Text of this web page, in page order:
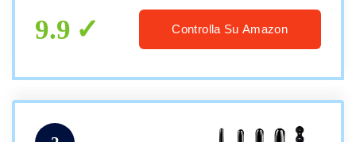
9.9 Controlla Su Amazon